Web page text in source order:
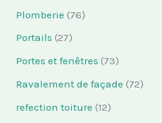
Plomberie (76)
Portails (27)
Portes et fenêtres (73)
Ravalement de façade (72)
refection toiture (12)